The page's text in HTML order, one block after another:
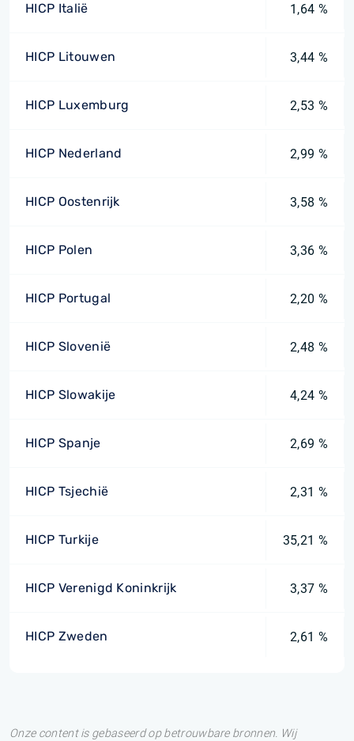
HICP Italië 1,64 %
HICP Litouwen 3,44 %
HICP Luxemburg 2,53 %
HICP Nederland 2,99 %
HICP Oostenrijk 3,58 %
HICP Polen 3,36 %
HICP Portugal 2,20 %
HICP Slovenië 2,48 %
HICP Slowakije 4,24 %
HICP Spanje 2,69 %
HICP Tsjechië 2,31 %
HICP Turkije 35,21 %
HICP Verenigd Koninkrijk 3,37 %
HICP Zweden 2,61 %
Onze content is gebaseerd op betrouwbare bronnen. Wij